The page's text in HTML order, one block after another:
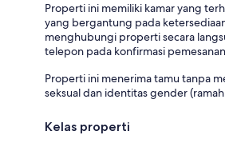
Properti ini memiliki kamar yang
yang bergantung pada
menghubungi properti secara
telepon pada konfirmasi pemesanan
Properti ini menerima tamu tanpa
seksual dan identitas gender (ramah
Kelas properti